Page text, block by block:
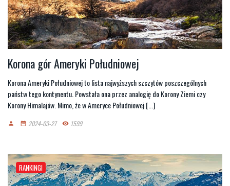
Korona gór Ameryki Południowej
Korona Ameryki Południowej to lista najwyższych szczytów poszczególnych
państw tego kontynentu. Powstała ona przez analogię do Korony Ziemi czy
Korony Himalajów. Mimo, że w Ameryce Południowej [...]
person date_range 2024-03-27 remove_red_eye 1599
RANKINGI